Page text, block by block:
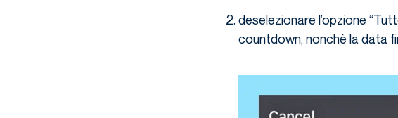
deselezionare l’opzione
countdown, nonchè la data